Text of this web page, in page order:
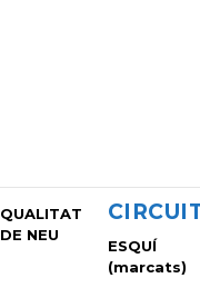
QUALITAT
DE NEU
ESQUÍ
(marcats)